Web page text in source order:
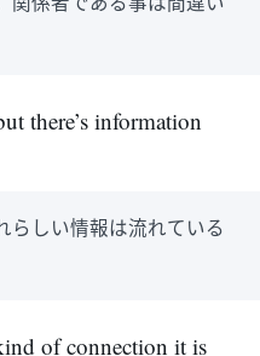
there’s information
しい情報は流れている
of connection it is